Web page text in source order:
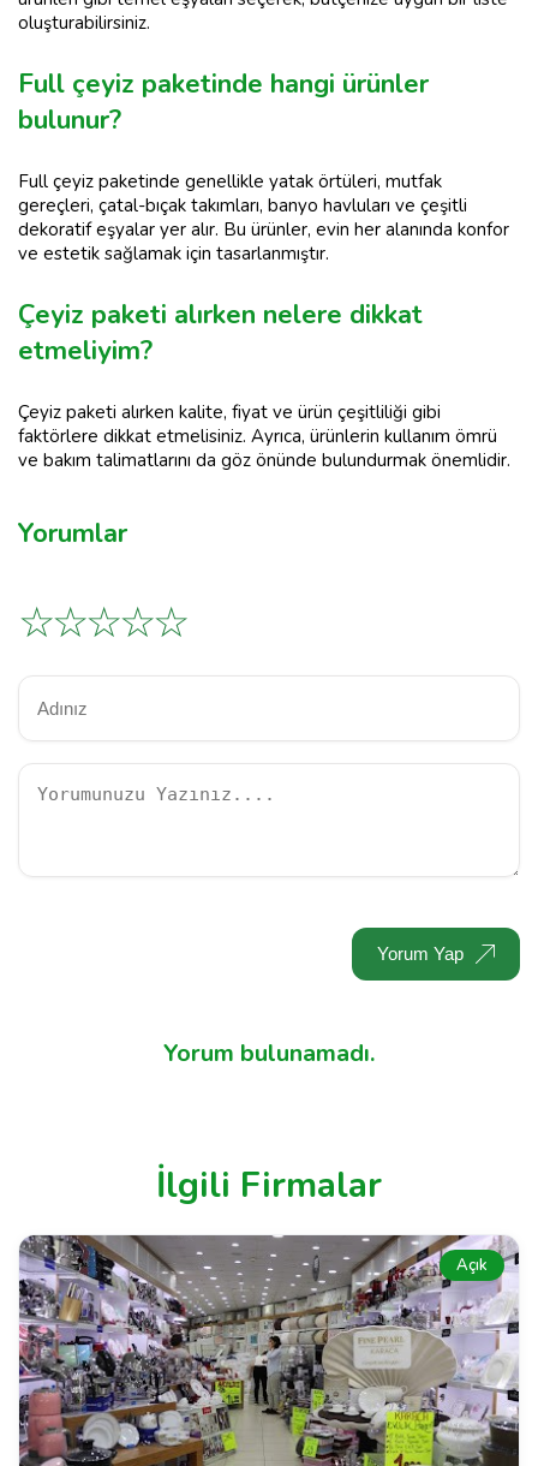
oluşturabilirsiniz.
Full çeyiz paketinde hangi ürünler
bulunur?
Full çeyiz paketinde genellikle yatak örtüleri, mutfak
gereçleri, çatal-bıçak takımları, banyo havluları ve çeşitli
dekoratif eşyalar yer alır. Bu ürünler, evin her alanında konfor
ve estetik sağlamak için tasarlanmıştır.
Çeyiz paketi alırken nelere dikkat
etmeliyim?
Çeyiz paketi alırken kalite, fiyat ve ürün çeşitliliği gibi
faktörlere dikkat etmelisiniz. Ayrıca, ürünlerin kullanım ömrü
ve bakım talimatlarını da göz önünde bulundurmak önemlidir.
Yorumlar
☆
☆
☆
☆
☆
Yorum Yap
Yorum bulunamadı.
İlgili Firmalar
Açık